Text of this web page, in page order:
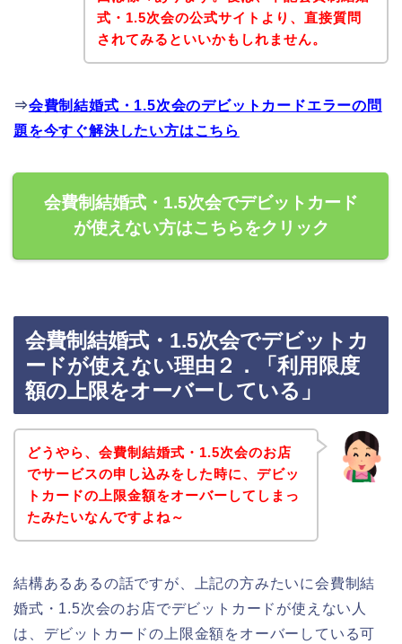
式・1.5次会の公式サイトより、直接質問
されてみるといいかもしれません。
⇒会費制結婚式・1.5次会のデビットカードエラーの問
題を今すぐ解決したい方はこちら
会費制結婚式・1.5次会でデビットカード
が使えない方はこちらをクリック
会費制結婚式・1.5次会でデビットカ
ードが使えない理由２．「利用限度
額の上限をオーバーしている」
どうやら、会費制結婚式・1.5次会のお店
でサービスの申し込みをした時に、デビッ
トカードの上限金額をオーバーしてしまっ
たみたいなんですよね～
結構あるあるの話ですが、上記の方みたいに会費制結
婚式・1.5次会のお店でデビットカードが使えない人
は、デビットカードの上限金額をオーバーしている可